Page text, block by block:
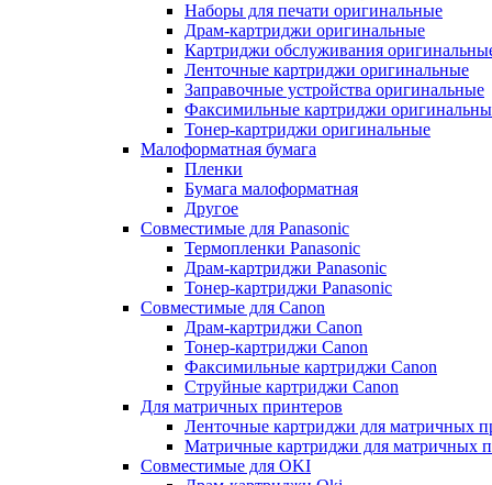
Наборы для печати оригинальные
Драм-картриджи оригинальные
Картриджи обслуживания
Ленточные картриджи оригинальные
Заправочные устройства оригинальные
Факсимильные картриджи
Тонер-картриджи оригинальные
Малоформатная бумага
Пленки
Бумага малоформатная
Другое
Совместимые для Panasonic
Термопленки Panasonic
Драм-картриджи Panasonic
Тонер-картриджи Panasonic
Совместимые для Canon
Драм-картриджи Canon
Тонер-картриджи Canon
Факсимильные картриджи Canon
Струйные картриджи Canon
Для матричных принтеров
Ленточные картриджи для матричных
Матричные картриджи для матричных
Совместимые для OKI